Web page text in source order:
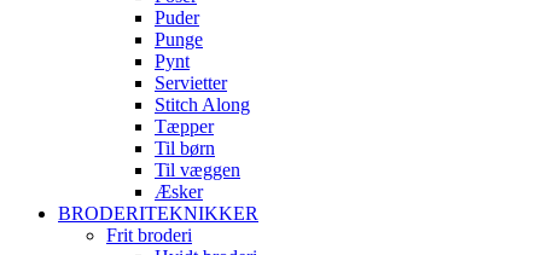
Puder
Punge
Pynt
Servietter
Stitch Along
Tæpper
Til børn
Til væggen
Æsker
BRODERITEKNIKKER
Frit broderi